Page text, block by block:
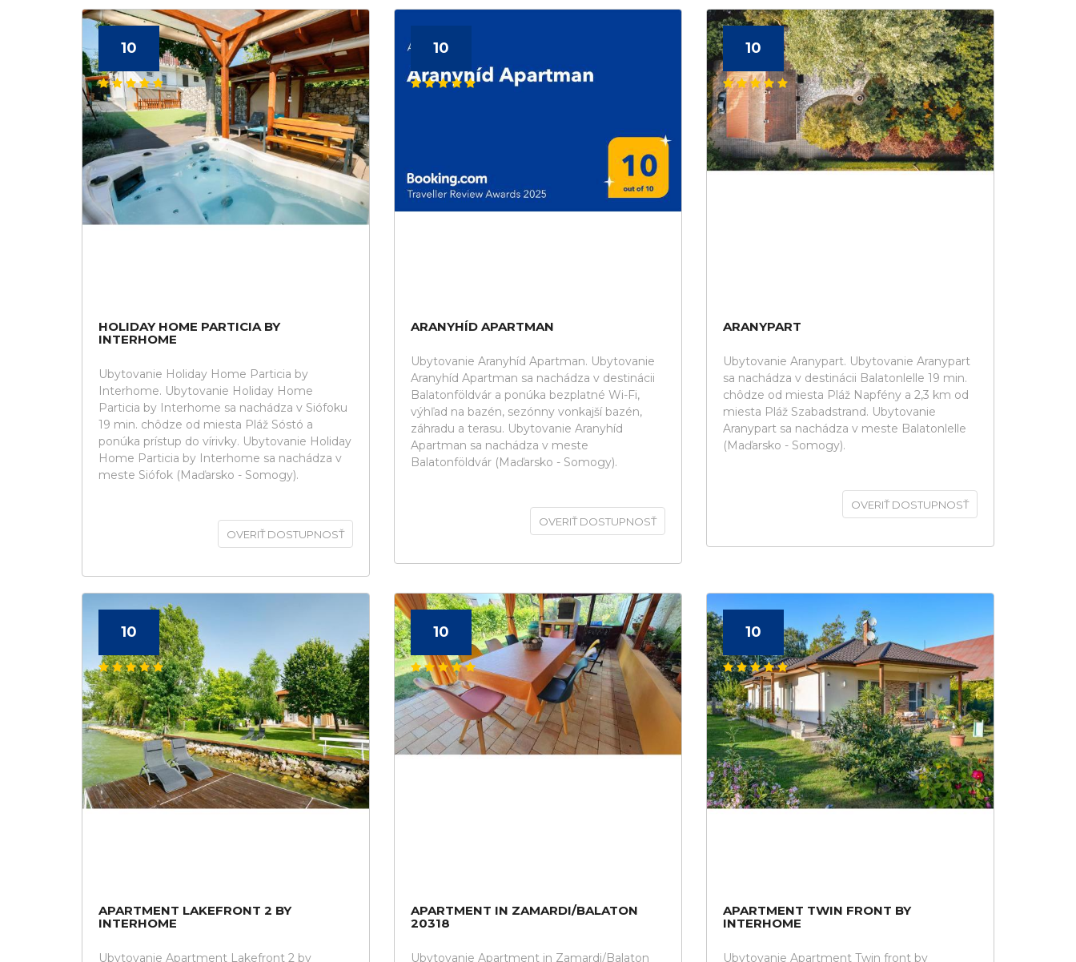
10
HOLIDAY HOME PARTICIA BY
INTERHOME
Ubytovanie Holiday Home Particia by
Interhome. Ubytovanie Holiday Home
Particia by Interhome sa nachádza v Siófoku
19 min. chôdze od miesta Pláž Sóstó a
ponúka prístup do vírivky. Ubytovanie Holiday
Home Particia by Interhome sa nachádza v
meste Siófok (Maďarsko - Somogy).
OVERIŤ DOSTUPNOSŤ
10
ARANYHÍD APARTMAN
Ubytovanie Aranyhíd Apartman. Ubytovanie
Aranyhíd Apartman sa nachádza v destinácii
Balatonföldvár a ponúka bezplatné Wi-Fi,
výhľad na bazén, sezónny vonkajší bazén,
záhradu a terasu. Ubytovanie Aranyhíd
Apartman sa nachádza v meste
Balatonföldvár (Maďarsko - Somogy).
OVERIŤ DOSTUPNOSŤ
10
ARANYPART
Ubytovanie Aranypart. Ubytovanie Aranypart
sa nachádza v destinácii Balatonlelle 19 min.
chôdze od miesta Pláž Napfény a 2,3 km od
miesta Pláž Szabadstrand. Ubytovanie
Aranypart sa nachádza v meste Balatonlelle
(Maďarsko - Somogy).
OVERIŤ DOSTUPNOSŤ
10
APARTMENT LAKEFRONT 2 BY
INTERHOME
Ubytovanie Apartment Lakefront 2 by
10
APARTMENT IN ZAMARDI/BALATON
20318
Ubytovanie Apartment in Zamardi/Balaton
10
APARTMENT TWIN FRONT BY
INTERHOME
Ubytovanie Apartment Twin front by